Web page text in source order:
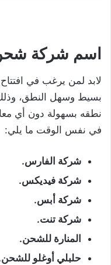
اسم شركة
لابد لمن يرغب في
بسيط وسهل النطق،
نطقه بسهولة دون أي
في نفس الوقت ما يلي:
شركة الفارس.
شركة فيديكس.
شركة أبس.
شركة تنت.
المنارة للشحن.
حلبلي أوغلو